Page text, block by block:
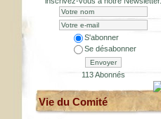
S'abonner
Se désabonner
Envoyer
113 Abonnés
Vie du Comité